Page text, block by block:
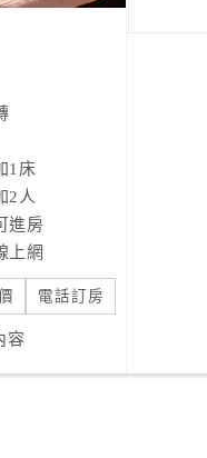
1床
2人
進房
上網
電話訂房
容